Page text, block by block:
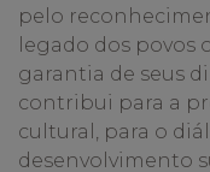
pelo
legado dos povos
garantia de seus
contribui para a
cultural, para o
desenvolvimento